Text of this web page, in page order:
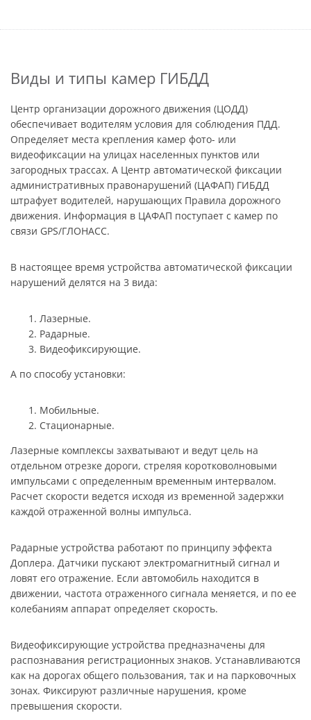
Виды и типы камер ГИБДД
Центр организации дорожного движения (ЦОДД)
обеспечивает водителям условия для соблюдения ПДД.
Определяет места крепления камер фото- или
видеофиксации на улицах населенных пунктов или
загородных трассах. А Центр автоматической фиксации
административных правонарушений (ЦАФАП) ГИБДД
штрафует водителей, нарушающих Правила дорожного
движения. Информация в ЦАФАП поступает с камер по
связи GPS/ГЛОНАСС.
В настоящее время устройства автоматической фиксации
нарушений делятся на 3 вида:
Лазерные.
Радарные.
Видеофиксирующие.
А по способу установки:
Мобильные.
Стационарные.
Лазерные комплексы захватывают и ведут цель на
отдельном отрезке дороги, стреляя коротковолновыми
импульсами с определенным временным интервалом.
Расчет скорости ведется исходя из временной задержки
каждой отраженной волны импульса.
Радарные устройства работают по принципу эффекта
Доплера. Датчики пускают электромагнитный сигнал и
ловят его отражение. Если автомобиль находится в
движении, частота отраженного сигнала меняется, и по ее
колебаниям аппарат определяет скорость.
Видеофиксирующие устройства предназначены для
распознавания регистрационных знаков. Устанавливаются
как на дорогах общего пользования, так и на парковочных
зонах. Фиксируют различные нарушения, кроме
превышения скорости.